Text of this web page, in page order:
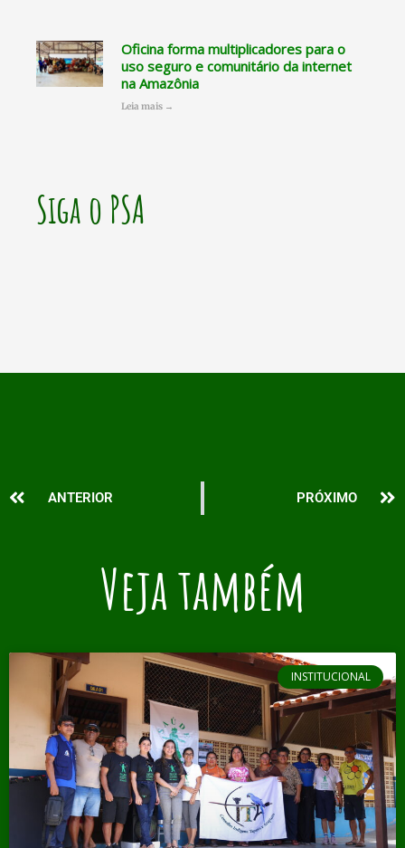
Oficina forma multiplicadores para o
uso seguro e comunitário da internet
na Amazônia
Leia mais →
Siga o PSA
ANTERIOR PRÓXIMO
Veja também
INSTITUCIONAL